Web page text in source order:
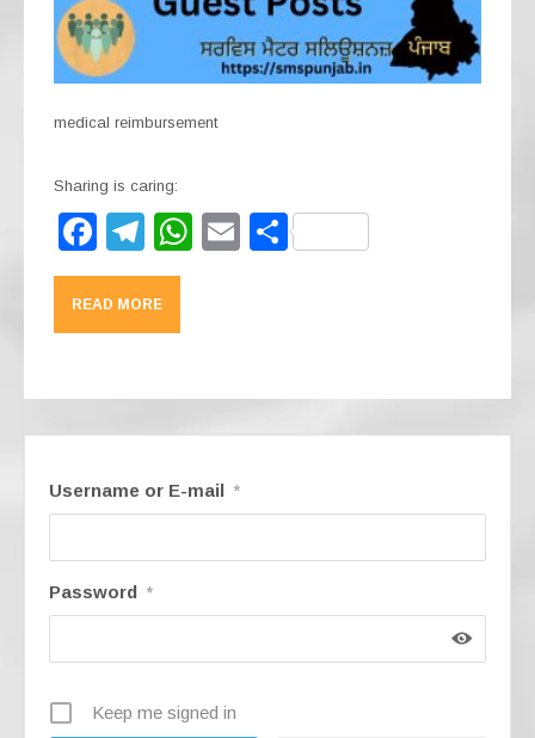
medical reimbursement
Sharing is caring:
F
a
c
e
k
T
el
e
gr
W
E S
READ MORE
Username or E-mail *
Password *
Keep me signed in